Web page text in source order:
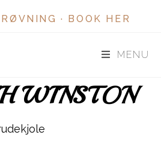
· BOOK HER
MENU
WINSTON